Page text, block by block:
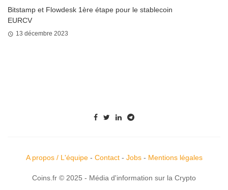
Bitstamp et Flowdesk 1ère étape pour le stablecoin
EURCV
13 décembre 2023
A propos / L'équipe- Contact- Jobs- Mentions légales
Coins.fr © 2025 - Média d'information sur la Crypto